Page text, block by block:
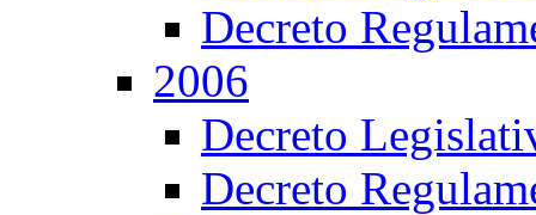
Decreto
2006
Decreto
Decreto